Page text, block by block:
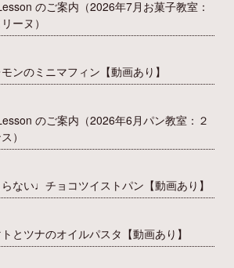
のご案内（2026年7月お菓子教室：
ーヌ）
ンのミニマフィン【動画あり】
のご案内（2026年6月パン教室：２
）
ない♩チョコツイストパン【動画あり】
とツナのオイルパスタ【動画あり】